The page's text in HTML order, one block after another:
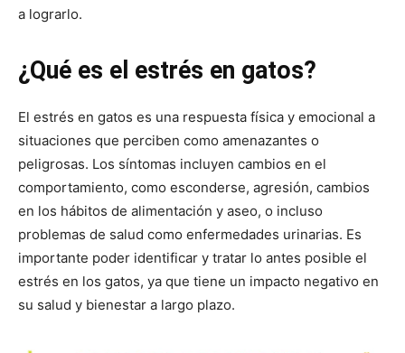
Gatos
a lograrlo.
¿Qué es el estrés en gatos?
El estrés en gatos es una respuesta física y emocional a
situaciones que perciben como amenazantes o
peligrosas. Los síntomas incluyen cambios en el
comportamiento, como esconderse, agresión, cambios
en los hábitos de alimentación y aseo, o incluso
problemas de salud como enfermedades urinarias. Es
importante poder identificar y tratar lo antes posible el
estrés en los gatos, ya que tiene un impacto negativo en
su salud y bienestar a largo plazo.